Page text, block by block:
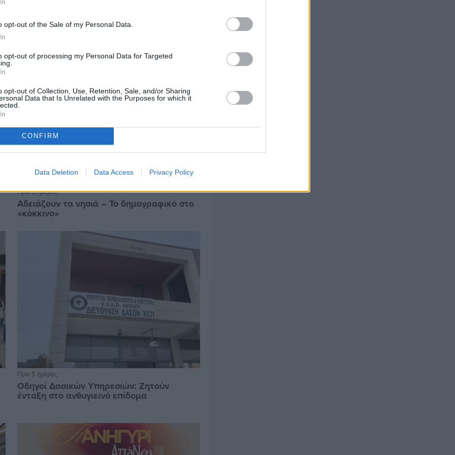
opt-out of the Sale of my Personal Data.
opt-out of processing my Personal Data for Targeted
opt-out of Collection, Use, Retention, Sale, and/or Sharing
Data that Is Unrelated with the Purposes for which it
CONFIRM
Data Deletion Data Access Privacy Policy
προετοιμασία των ελαιοπαραγωγών στη
Χίο
Πριν 5 ημέρες
Αδειάζουν τα νησιά – Το δημογραφικό στο
«κόκκινο»
Πριν 5 ημέρες
Οδηγοί Δασικών Υπηρεσιών: Ζητούν
ένταξη στο ανθυγιεινό επίδομα